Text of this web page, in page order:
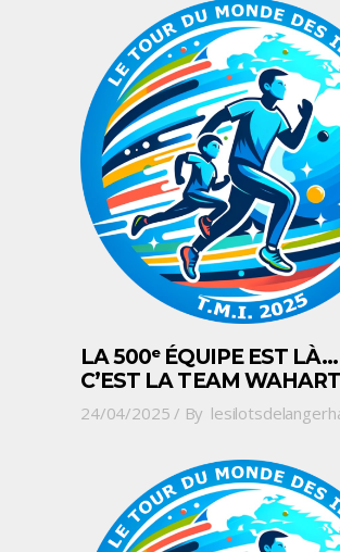
LA 500ᵉ ÉQUIPE EST
C’EST LA TEAM
24/04/2025 By